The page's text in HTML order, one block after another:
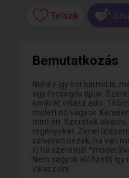
Tetszik
Bemutatkozás
Nehéz így írni bármit is,
egy fecsegős típus.
konkrét válasz adni.
molett nő vagyok.
mint én. Szeretek
regényeket. Zenei
szívesen nézek, ha van
írj ha szeretnél
Nem vagyok előfizető így
válaszolni